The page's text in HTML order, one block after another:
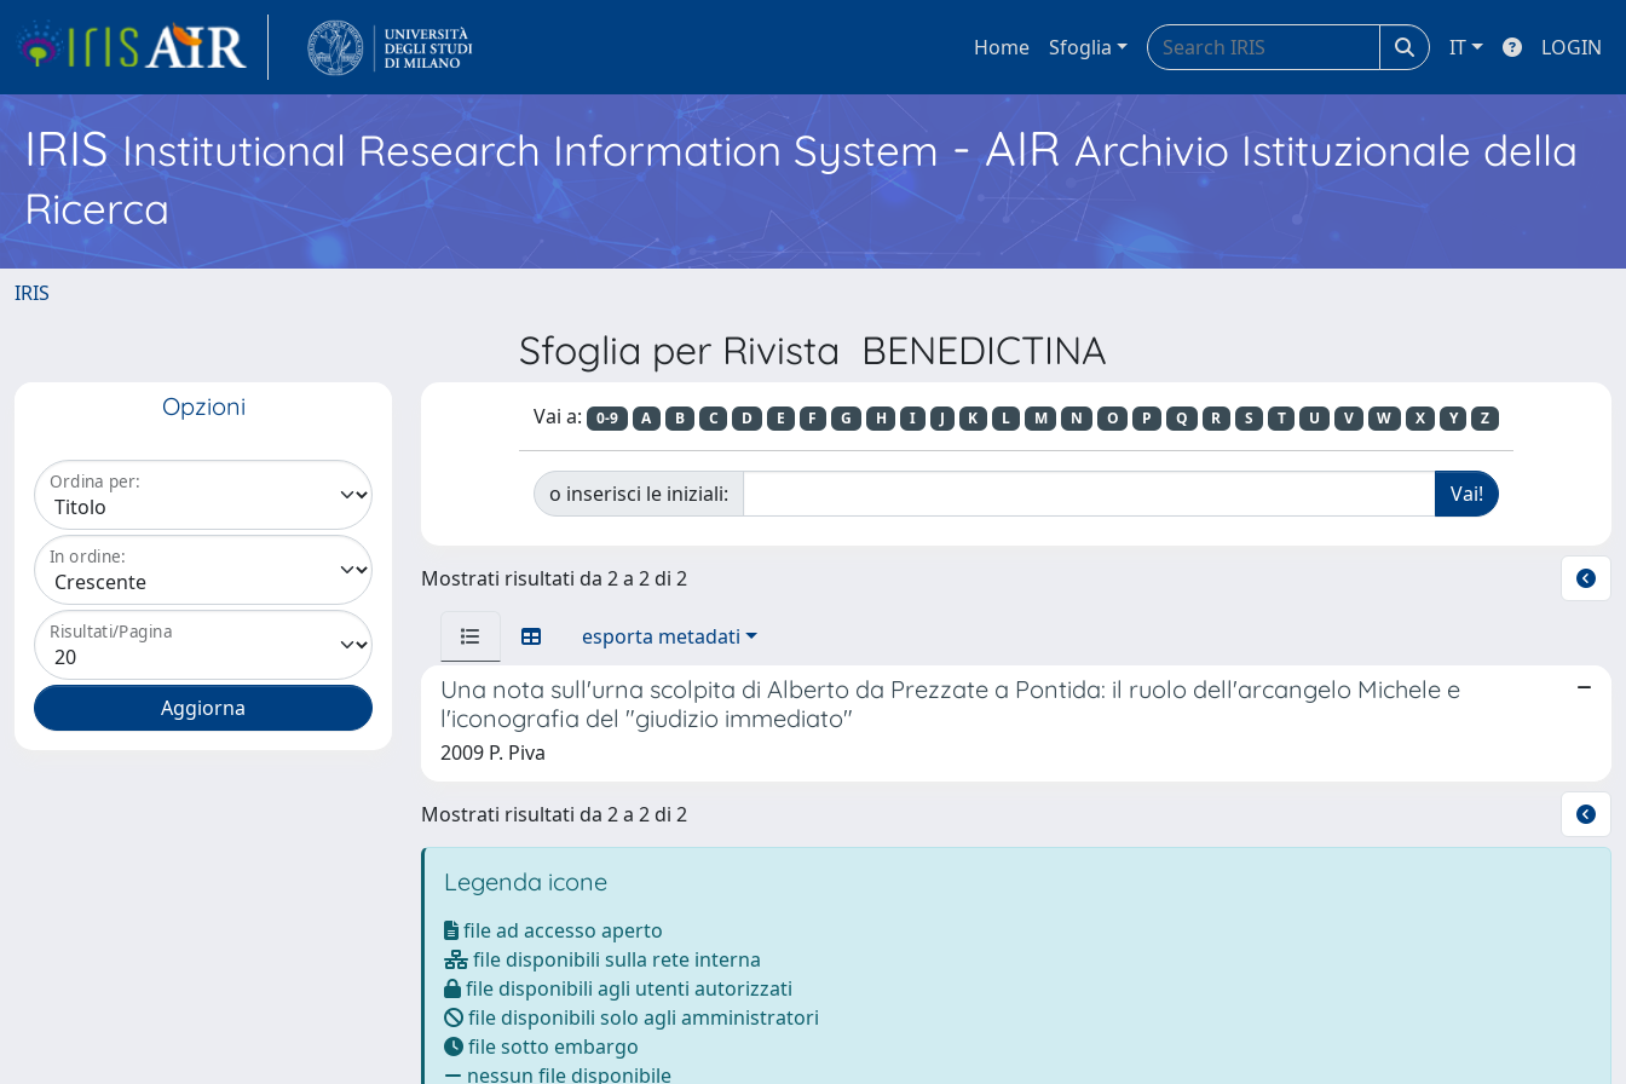
Home Sfoglia IT LOGIN
IRISInstitutional Research Information System - AIR Archivio Istituzionale della
Ricerca
IRIS
Sfoglia per Rivista BENEDICTINA
Opzioni
Ordina per:
In ordine:
Risultati/Pagina
Vai a: 0-9 A B C D E F G H I J K L M N O P Q R S T U V W X Y Z
o inserisci le iniziali:
Mostrati risultati da 2 a 2 di 2
esporta metadati
Una nota sull'urna scolpita di Alberto da Prezzate a Pontida: il ruolo dell'arcangelo Michele e
l'iconografia del "giudizio immediato"
2009 P. Piva
Mostrati risultati da 2 a 2 di 2
Legenda icone
file ad accesso aperto
file disponibili sulla rete interna
file disponibili agli utenti autorizzati
file disponibili solo agli amministratori
file sotto embargo
nessun file disponibile